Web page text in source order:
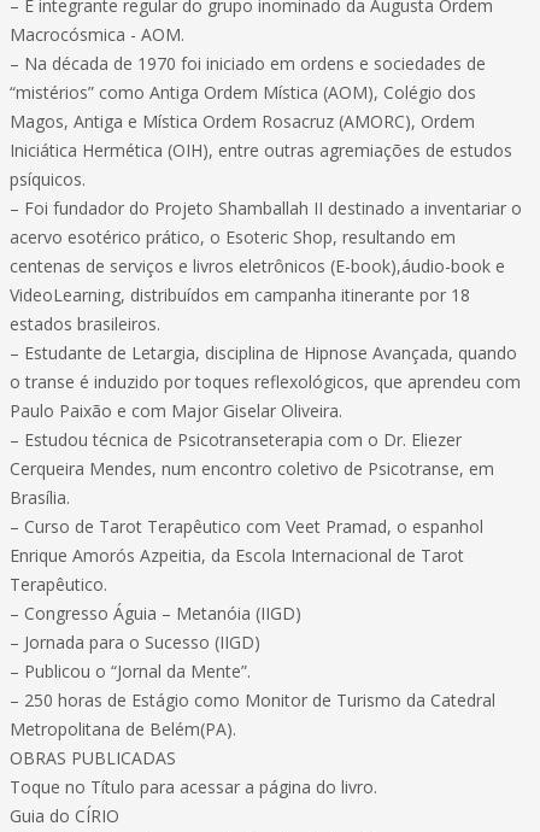
– É integrante regular do grupo inominado da Augusta Ordem
Macrocósmica - AOM.
– Na década de 1970 foi iniciado em ordens e sociedades de
“mistérios” como Antiga Ordem Mística (AOM), Colégio dos
Magos, Antiga e Mística Ordem Rosacruz (AMORC), Ordem
Iniciática Hermética (OIH), entre outras agremiações de estudos
psíquicos.
– Foi fundador do Projeto Shamballah II destinado a inventariar o
acervo esotérico prático, o Esoteric Shop, resultando em
centenas de serviços e livros eletrônicos (E-book),áudio-book e
VideoLearning, distribuídos em campanha itinerante por 18
estados brasileiros.
– Estudante de Letargia, disciplina de Hipnose Avançada, quando
o transe é induzido por toques reflexológicos, que aprendeu com
Paulo Paixão e com Major Giselar Oliveira.
– Estudou técnica de Psicotranseterapia com o Dr. Eliezer
Cerqueira Mendes, num encontro coletivo de Psicotranse, em
Brasília.
– Curso de Tarot Terapêutico com Veet Pramad, o espanhol
Enrique Amorós Azpeitia, da Escola Internacional de Tarot
Terapêutico.
– Congresso Águia – Metanóia (IIGD)
– Jornada para o Sucesso (IIGD)
– Publicou o “Jornal da Mente”.
– 250 horas de Estágio como Monitor de Turismo da Catedral
Metropolitana de Belém(PA).
OBRAS PUBLICADAS
Toque no Título para acessar a página do livro.
Guia do CÍRIO